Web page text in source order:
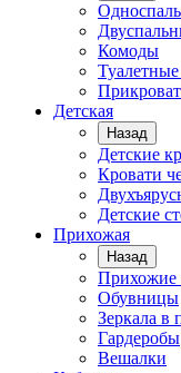
Комоды
Детская
Назад
Детские
Кровати
Детские
Прихожая
Назад
Прихожие
Обувницы
Зеркала в
Гардеробы
Вешалки